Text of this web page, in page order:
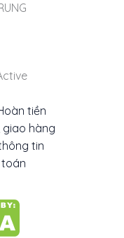
tiền
giao hàng
tin